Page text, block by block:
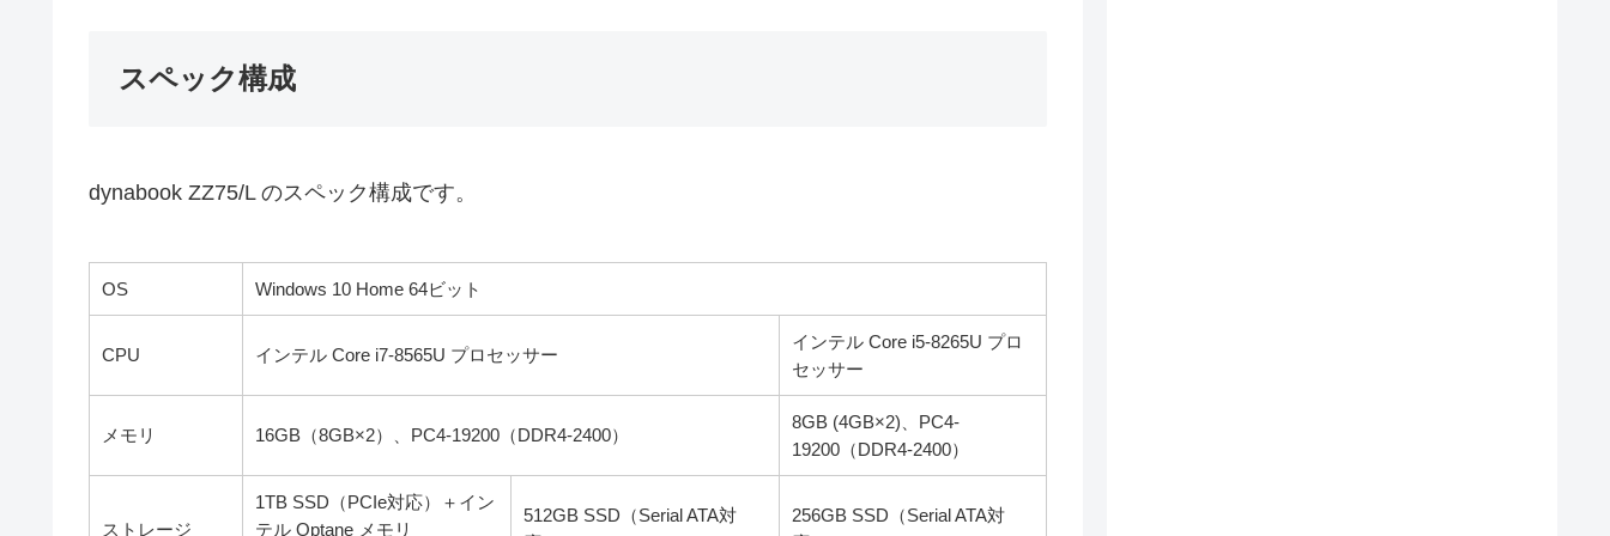
スペック構成
dynabook ZZ75/L のスペック構成です。
OS Windows 10 Home 64ビット
CPU インテル Core i7-8565U プロセッサー
インテル Core i5-8265U プロ
セッサー
メモリ 16GB（8GB×2）、PC4-19200（DDR4-2400）
8GB (4GB×2)、PC4-
19200（DDR4-2400）
ストレージ
1TB SSD（PCIe対応）＋イン
テル Optane メモリ
512GB SSD（Serial ATA対
256GB SSD（Serial ATA対